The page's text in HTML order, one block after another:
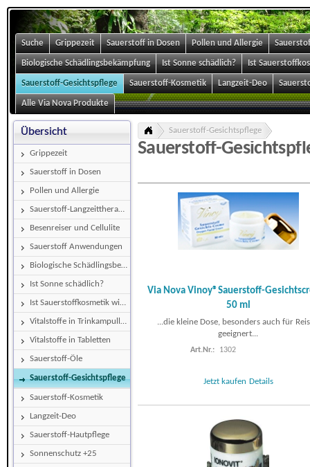
Suche Grippezeit Sauerstoff in Dosen Pollen und Allergie
Biologische Schädlingsbekämpfung Ist Sonne schädlich? Ist
Sauerstoff-Gesichtspflege Sauerstoff-Kosmetik Langzeit-Deo
Alle Via Nova Produkte
Übersicht
Grippezeit
Sauerstoff in Dosen
Pollen und Allergie
Sauerstoff-Langzeittherapie
Besenreiser und Cellulite
Sauerstoff Anwendungen
Biologische Schädlingsbekämpfung
Ist Sonne schädlich?
Ist Sauerstoffkosmetik wirksam?
Vitalstoffe in Trinkampullen
Vitalstoffe in Tabletten
Sauerstoff-Öle
Sauerstoff-Gesichtspflege
Sauerstoff-Kosmetik
Langzeit-Deo
Sauerstoff-Hautpflege
Sonnenschutz +25
Sauerstoff-Gesichtspflege
Sauerstoff-
Via Nova Vinoy®Sauerstoff-
50 ml
...die kleine Dose, besonders auch für
geeignert...
Art.Nr.: 1302
Jetzt kaufen Details